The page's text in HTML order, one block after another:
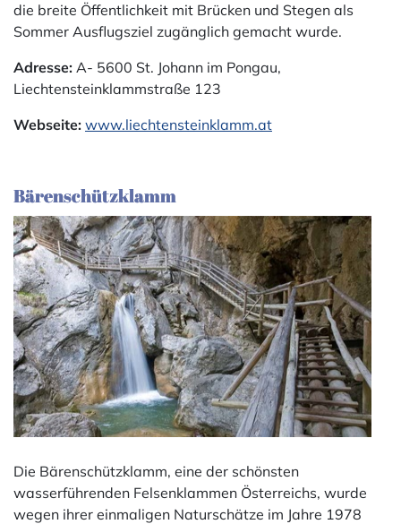
die breite Öffentlichkeit mit Brücken und Stegen als
Sommer Ausflugsziel zugänglich gemacht wurde.
Adresse: A- 5600 St. Johann im Pongau,
Liechtensteinklammstraße 123
Webseite: www.liechtensteinklamm.at
Bärenschützklamm
Die Bärenschützklamm, eine der schönsten
wasserführenden Felsenklammen Österreichs, wurde
wegen ihrer einmaligen Naturschätze im Jahre 1978